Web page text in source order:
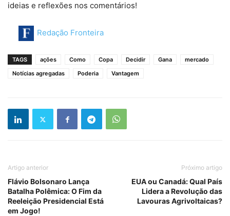
ideias e reflexões nos comentários!
Redação Fronteira
TAGS ações Como Copa Decidir Gana
mercado
Notícias agregadas
Poderia Vantagem
Artigo anterior
Flávio Bolsonaro Lança
Batalha Polêmica: O Fim da
Reeleição Presidencial Está
em Jogo!
Próximo artigo
EUA ou Canadá: Qual País
Lidera a Revolução das
Lavouras Agrivoltaicas?